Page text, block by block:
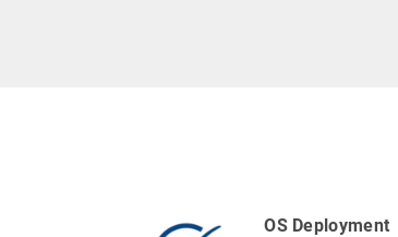
OS Deployment